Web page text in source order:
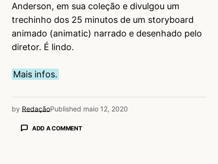
Anderson, em sua coleção e divulgou um
trechinho dos 25 minutos de um storyboard
animado (animatic) narrado e desenhado pelo
diretor. É lindo.
Mais infos.
by RedaçãoPublished maio 12, 2020
ADD A COMMENT